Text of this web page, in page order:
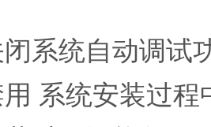
统自动调试
系统安装过程